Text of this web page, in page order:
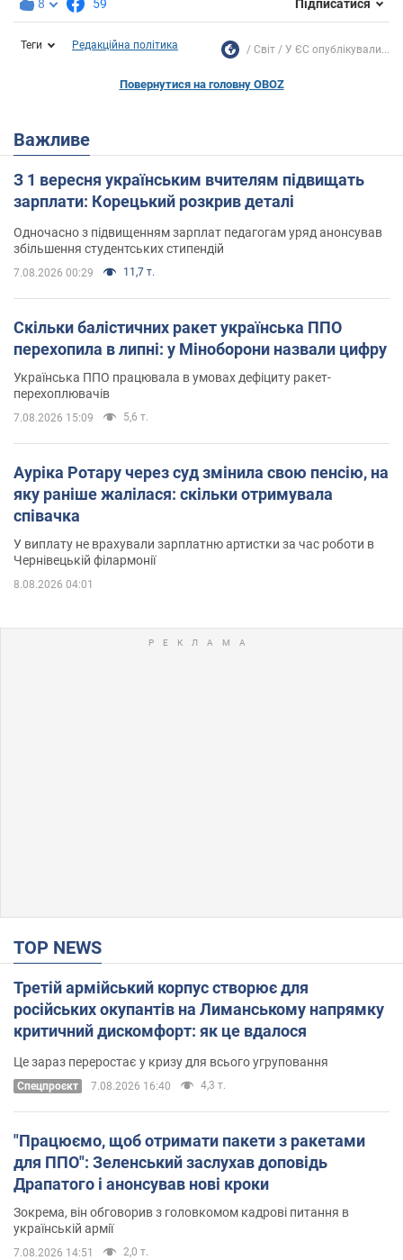
8 59 Підписатися
Теги Редакційна політика Світ У ЄС опублікували...
Повернутися на головну OBOZ
Важливе
З 1 вересня українським вчителям підвищать
зарплати: Корецький розкрив деталі
Одночасно з підвищенням зарплат педагогам уряд анонсував
збільшення студентських стипендій
7.08.2026 00:29 11,7 т.
Скільки балістичних ракет українська ППО
перехопила в липні: у Міноборони назвали цифру
Українська ППО працювала в умовах дефіциту ракет-
перехоплювачів
7.08.2026 15:09 5,6 т.
Ауріка Ротару через суд змінила свою пенсію, на
яку раніше жалілася: скільки отримувала
співачка
У виплату не врахували зарплатню артистки за час роботи в
Чернівецькій філармонії
8.08.2026 04:01
TOP NEWS
Третій армійський корпус створює для
російських окупантів на Лиманському напрямку
критичний дискомфорт: як це вдалося
Це зараз переростає у кризу для всього угруповання
Cпецпроєкт 7.08.2026 16:40 4,3 т.
"Працюємо, щоб отримати пакети з ракетами
для ППО": Зеленський заслухав доповідь
Драпатого і анонсував нові кроки
Зокрема, він обговорив з головкомом кадрові питання в
українській армії
7.08.2026 14:51 2,0 т.